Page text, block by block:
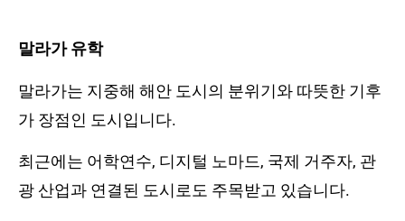
말라가 유학
말라가는 지중해 해안 도시의 분위기와 따뜻한 기후
가 장점인 도시입니다.
최근에는 어학연수, 디지털 노마드, 국제 거주자, 관
광 산업과 연결된 도시로도 주목받고 있습니다.